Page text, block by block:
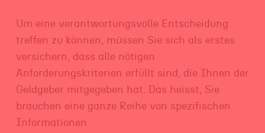
Um eine verantwortungsvolle Entscheidung
treffen zu können, müssen Sie sich als erstes
versichern, dass alle nötigen
Anforderungskriterien erfüllt sind, die Ihnen der
Geldgeber mitgegeben hat. Das heisst, Sie
brauchen eine ganze Reihe von spezifischen
Informationen.